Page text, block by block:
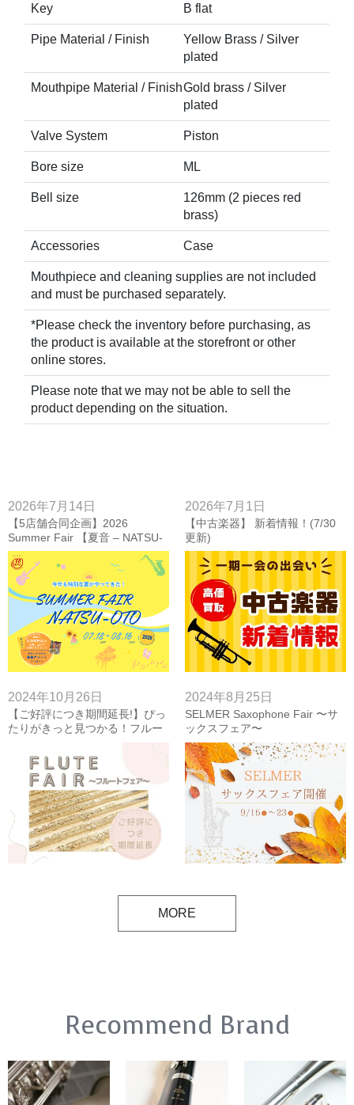
Key B flat
Pipe Material / Finish
Yellow Brass / Silver
plated
Mouthpipe Material / FinishGold brass / Silver
plated
Valve System Piston
Bore size ML
Bell size
126mm (2 pieces red
brass)
Accessories Case
Mouthpiece and cleaning supplies are not included
and must be purchased separately.
*Please check the inventory before purchasing, as
the product is available at the storefront or other
online stores.
Please note that we may not be able to sell the
product depending on the situation.
2026年7月14日
【5店舗合同企画】2026
Summer Fair 【夏音 – NATSU-
OTO】
2026年7月1日
【中古楽器】 新着情報！(7/30
更新)
2024年10月26日
【ご好評につき期間延長!】ぴっ
たりがきっと見つかる！フルー
2024年8月25日
SELMER Saxophone Fair 〜サ
ックスフェア〜
MORE
Recommend Brand